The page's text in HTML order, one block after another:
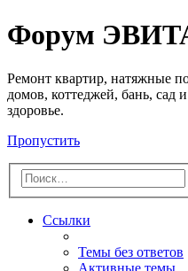
Регистрация
Форум
Ремонт квартир, натяжные
домов, коттеджей, бань, сад
здоровье.
Пропустить
Ссылки
Темы без ответов